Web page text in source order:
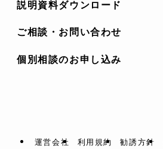
説明資料ダウンロード
ご相談・お問い合わせ
個別相談のお申し込み
運営会社 利用規約 勧誘方針